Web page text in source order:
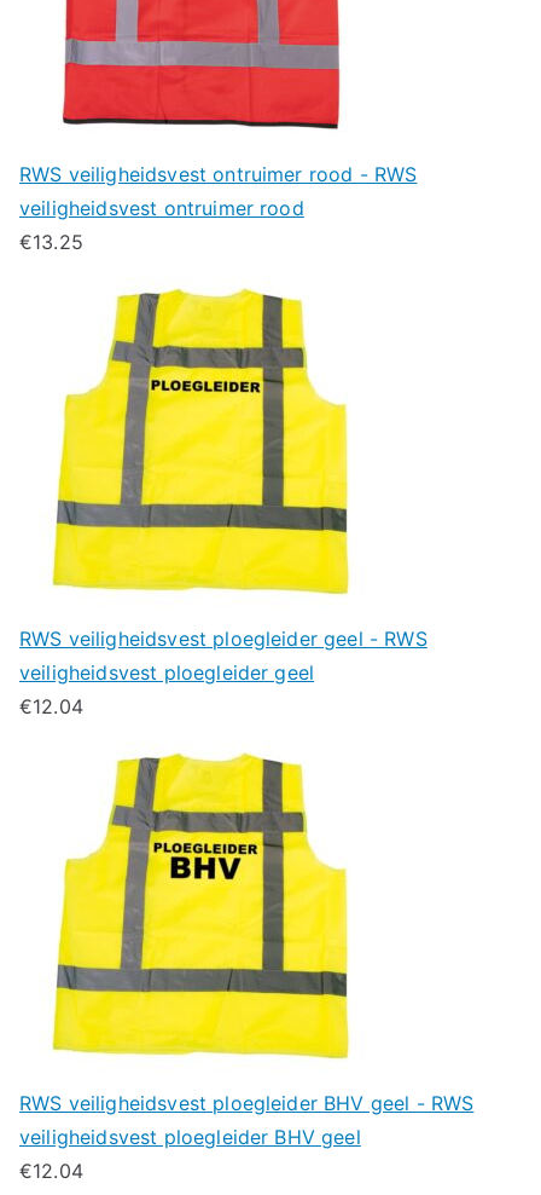
RWS veiligheidsvest ontruimer rood - RWS
veiligheidsvest ontruimer rood
€13.25
RWS veiligheidsvest ploegleider geel - RWS
veiligheidsvest ploegleider geel
€12.04
RWS veiligheidsvest ploegleider BHV geel - RWS
veiligheidsvest ploegleider BHV geel
€12.04